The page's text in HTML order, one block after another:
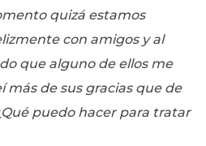
quizá estamos
con amigos y al
que alguno de ellos me
de sus gracias que de
puedo hacer para tratar